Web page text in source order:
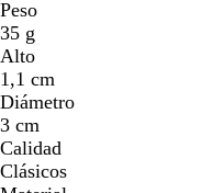
Peso
35 g
Alto
1,1 cm
Diámetro
3 cm
Calidad
Clásicos